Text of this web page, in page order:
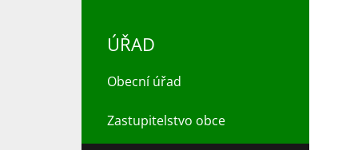
ÚŘAD
Obecní úřad
Zastupitelstvo obce